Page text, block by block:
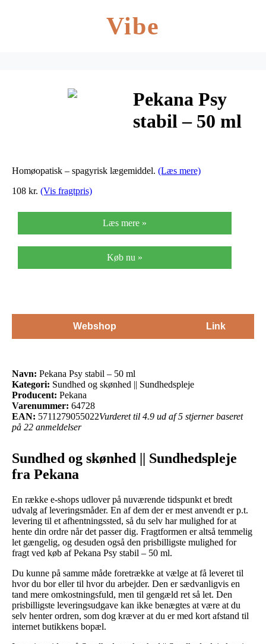
Vibe
Pekana Psy
stabil – 50 ml
Homøopatisk – spagyrisk lægemiddel. (Læs mere)
108 kr. (Vis fragtpris)
Læs mere »
Køb nu »
Webshop Link
Navn: Pekana Psy stabil – 50 ml
Kategori: Sundhed og skønhed || Sundhedspleje
Producent: Pekana
Varenummer: 64728
EAN: 5711279055022Vurderet til 4.9 ud af 5 stjerner baseret
på 22 anmeldelser
Sundhed og skønhed || Sundhedspleje
fra Pekana
En række e-shops udlover på nuværende tidspunkt et bredt
udvalg af leveringsmåder. En af dem der er mest anvendt er p.t.
levering til et afhentningssted, så du selv har mulighed for at
hente din ordre når det passer dig. Fragtformen er altså temmelig
let gængelig, og desuden også den prisbilligste mulighed for
fragt ved køb af Pekana Psy stabil – 50 ml.
Du kunne på samme måde foretrække at vælge at få leveret til
hvor du bor eller til hvor du arbejder. Den er sædvanligvis en
tand mere omkostningsfuld, men til gengæld ret så let. Den
prisbilligste leveringsudgave kan ikke benægtes at være at du
selv henter ordren, som dog kræver at du er med kort afstand til
internet butikkens bopæl.